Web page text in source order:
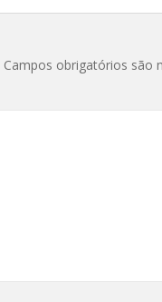
Campos obrigatórios são